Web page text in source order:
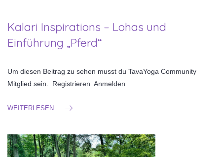
Kalari Inspirations – Lohas und
Einführung „Pferd“
Um diesen Beitrag zu sehen musst du TavaYoga Community
Mitglied sein. Registrieren Anmelden
WEITERLESEN